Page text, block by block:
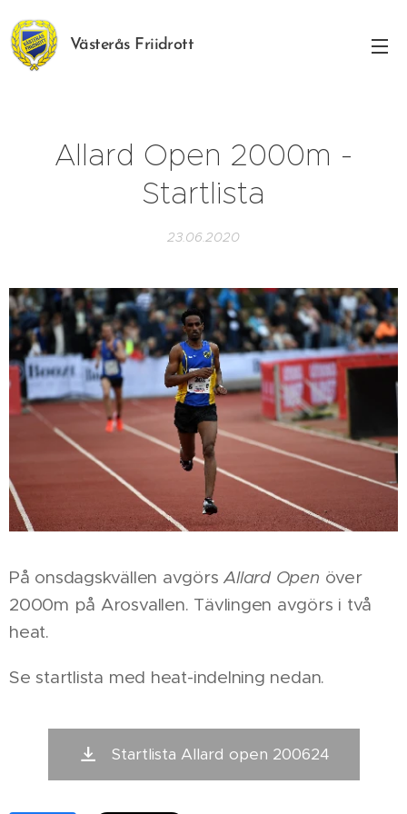
Västerås Friidrott
Allard Open 2000m -
Startlista
23.06.2020
På onsdagskvällen avgörsAllard Open över
2000m på Arosvallen. Tävlingen avgörs i två
heat.
Se startlista med heat-indelning nedan.
Startlista Allard open 200624